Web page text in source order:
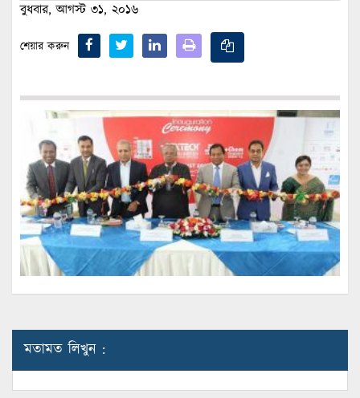
বুধবার, আগস্ট ৩১, ২০১৬
শেয়ার করুন
মতামত লিখুন :